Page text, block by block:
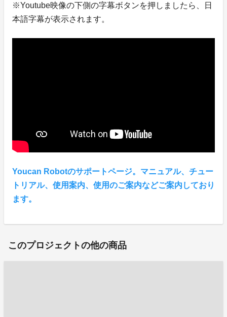
※Youtube映像の下側の字幕ボタンを押しましたら、日
本語字幕が表示されます。
Youcan Robotのサポートページ。マニュアル、チュー
トリアル、使用案内、使用のご案内などご案内しており
ます。
このプロジェクトの他の商品